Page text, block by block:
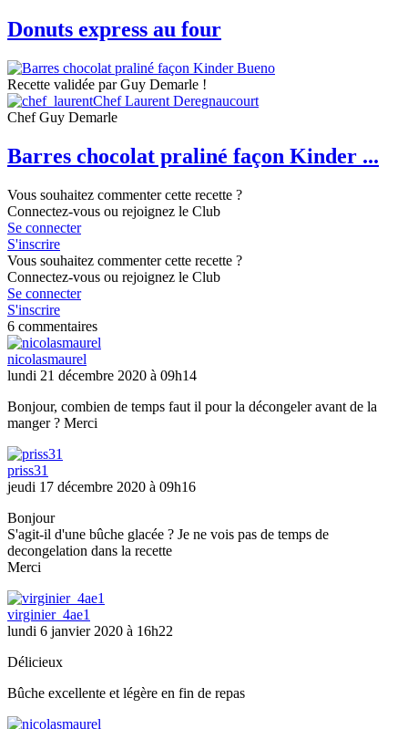
Donuts express au four
Recette validée par Guy Demarle !
Chef Laurent Deregnaucourt
Chef Guy Demarle
Barres chocolat praliné façon Kinder ...
Vous souhaitez commenter cette recette ?
Connectez-vous ou rejoignez le Club
Se connecter
S'inscrire
Vous souhaitez commenter cette recette ?
Connectez-vous ou rejoignez le Club
Se connecter
S'inscrire
6 commentaires
nicolasmaurel
lundi 21 décembre 2020 à 09h14
Bonjour, combien de temps faut il pour la décongeler avant de la
manger ? Merci
priss31
jeudi 17 décembre 2020 à 09h16
Bonjour
S'agit-il d'une bûche glacée ? Je ne vois pas de temps de
decongelation dans la recette
Merci
virginier_4ae1
lundi 6 janvier 2020 à 16h22
Délicieux
Bûche excellente et légère en fin de repas